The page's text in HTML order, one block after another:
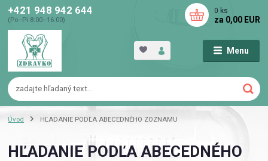
Menu
+421 948 942 644
(Po–Pi 8:00–16:00)
0 ks
za 0,00 EUR
Úvod HĽADANIE PODĽA ABECEDNÉHO ZOZNAMU
HĽADANIE PODĽA ABECEDNÉHO